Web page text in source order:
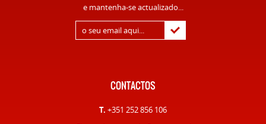
e mantenha-se actualizado...
CONTACTOS
T. +351 252 856 106